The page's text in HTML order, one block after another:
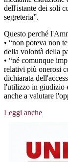
dell'istante dei soli
segreteria”.
Questo perché
• “non poteva non
della volontà della
• “né comunque
relativi più onerosi
dichiarata
l'utilizzo in giudizio
anche a valutare
Leggi anche